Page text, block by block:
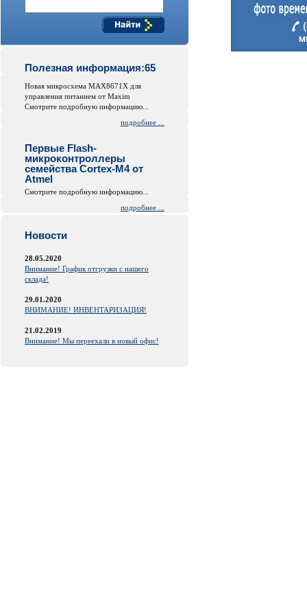
Полезная информация:65
Новая микросхема MAX8671X для
управления питанием от Maxim
Смотрите подробную информацию...
подробнее ...
Первые Flash-
микроконтроллеры
семейства Cortex-M4 от
Atmel
Смотрите подробную информацию...
подробнее ...
Новости
28.05.2020
Внимание! График отгрузки с нашего
склада!
29.01.2020
ВНИМАНИЕ! ИНВЕНТАРИЗАЦИЯ!
21.02.2019
Внимание! Мы переехали в новый офис!